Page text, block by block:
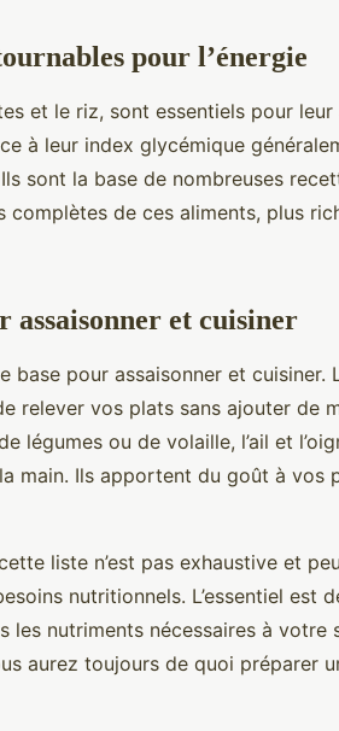
pour l’énergie
et le riz, sont essentiels pour
à leur index glycémique
sont la base de nombreuses
complètes de ces aliments, plus
assaisonner et cuisiner
base pour assaisonner et cuisiner.
relever vos plats sans ajouter de
légumes ou de volaille, l’ail et
main. Ils apportent du goût à vos
liste n’est pas exhaustive et
nutritionnels. L’essentiel est
les nutriments nécessaires à votre
aurez toujours de quoi préparer